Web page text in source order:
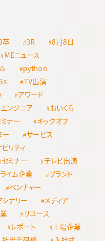
卒 3R
8月8日
MEニュース
python
TV出演
アワード
エンジニア
おいくら
ナー
キックオフ
ー
サービス
リティ
セミナー
テレビ出演
イム企業
ブランド
ベンチャー
シナリー
メディア
リユース
レポート
上場企業